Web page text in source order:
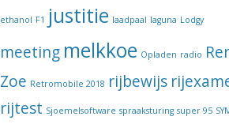
ethanol F1 justitie laadpaal laguna Lodgy
meeting melkkoe Opladen radio
Zoe Retromobile 2018 rijbewijs
rijtest Sjoemelsoftware spraaksturing super 95